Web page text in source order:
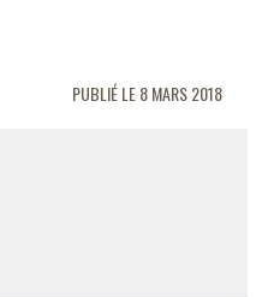
PUBLIÉ LE 8 MARS 2018